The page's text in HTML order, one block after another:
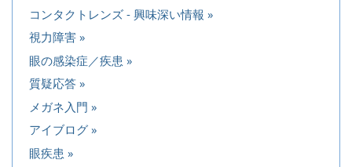
コンタクトレンズ - 興味深い情報
視力障害
眼の感染症／疾患
質疑応答
メガネ入門
アイブログ
眼疾患